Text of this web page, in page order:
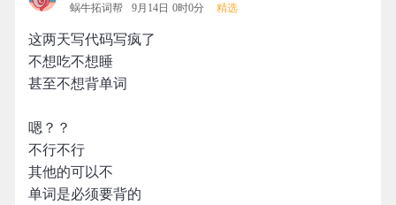
蜗牛拓词帮 9月14日 0时0分 精选
这两天写代码写疯了
不想吃不想睡
甚至不想背单词
嗯？？
不行不行
其他的可以不
单词是必须要背的